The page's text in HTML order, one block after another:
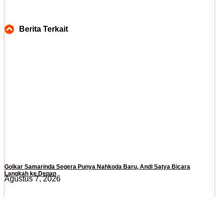
Berita Terkait
Golkar Samarinda Segera Punya Nahkoda Baru, Andi Satya Bicara
Langkah ke Depan
Agustus 7, 2026